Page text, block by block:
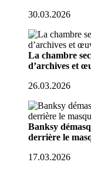
30.03.2026
La chambre
d’archives et
26.03.2026
Banksy
derrière le
17.03.2026